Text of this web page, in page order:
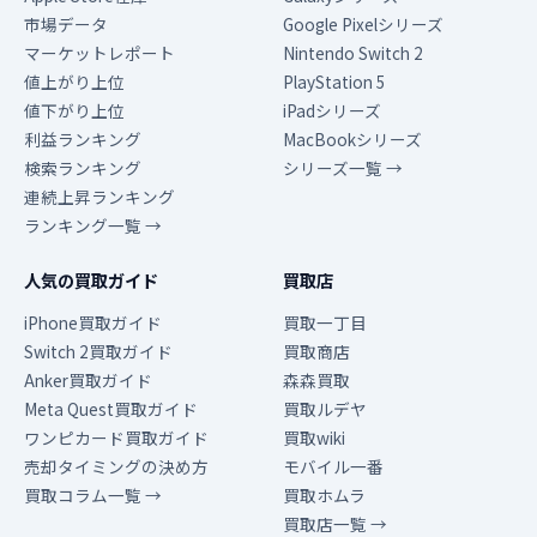
市場データ
マーケットレポート
値上がり上位
値下がり上位
利益ランキング
検索ランキング
連続上昇ランキング
ランキング一覧 →
Google Pixelシリーズ
Nintendo Switch 2
PlayStation 5
iPadシリーズ
MacBookシリーズ
シリーズ一覧 →
人気の買取ガイド
iPhone買取ガイド
Switch 2買取ガイド
Anker買取ガイド
Meta Quest買取ガイド
ワンピカード買取ガイド
売却タイミングの決め方
買取コラム一覧 →
買取店
買取一丁目
買取商店
森森買取
買取ルデヤ
買取wiki
モバイル一番
買取ホムラ
買取店一覧 →